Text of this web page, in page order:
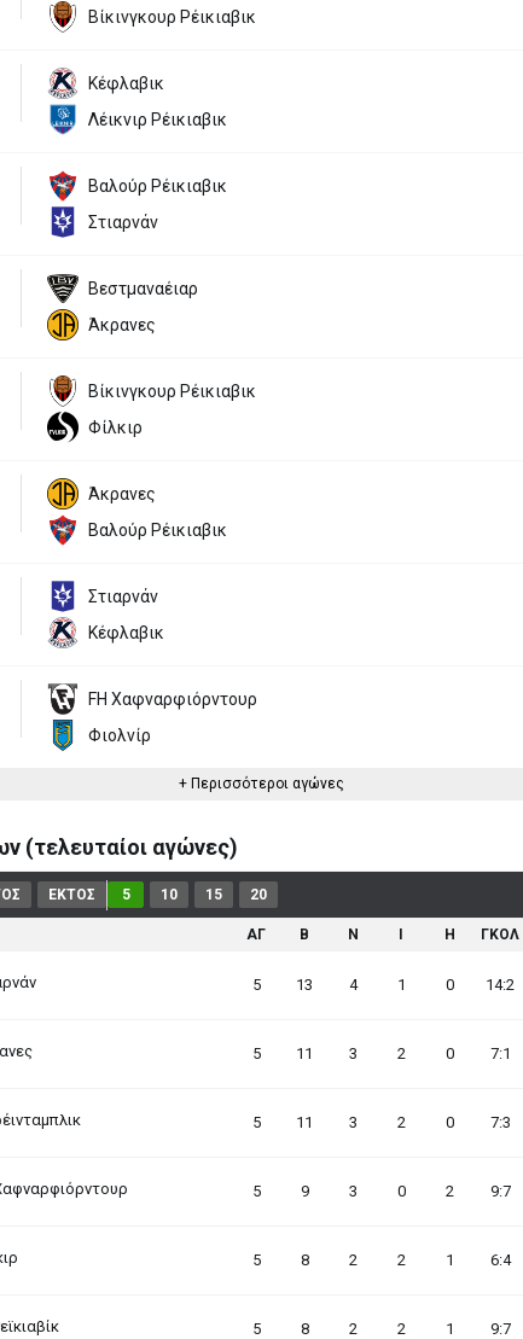
Βίκινγκουρ Ρέικιαβικ
Κέφλαβικ
Λέικνιρ Ρέικιαβικ
Βαλούρ Ρέικιαβικ
Στιαρνάν
Βεστμαναέιαρ
Άκρανες
Βίκινγκουρ Ρέικιαβικ
Φίλκιρ
Άκρανες
Βαλούρ Ρέικιαβικ
Στιαρνάν
Κέφλαβικ
FH Χαφναρφιόρντουρ
Φιολνίρ
+ Περισσότεροι αγώνες
(τελευταίοι αγώνες)
ΕΚΤΟΣ 5 10 15 20
ΑΓ B N H ΓΚΟΛ
5 13 4 1 0 14:2
5 11 3 2 0 7:1
5 11 3 2 0 7:3
5 9 3 0 2 9:7
5 8 2 2 1 6:4
5 8 2 2 1 9:7